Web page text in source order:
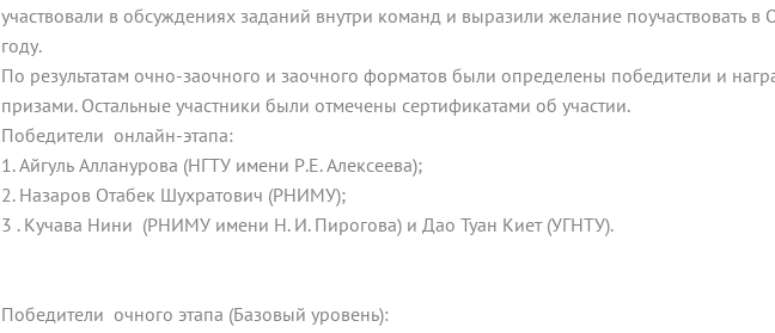
участвовали в обсуждениях заданий внутри команд и выразили желание поучаствовать
году.
По результатам очно-заочного и заочного форматов были определены победители и
призами. Остальные участники были отмечены сертификатами об участии.
Победители онлайн-этапа:
1. Айгуль Алланурова (НГТУ имени Р.Е. Алексеева);
2. Назаров Отабек Шухратович (РНИМУ);
3 . Кучава Нини (РНИМУ имени Н. И. Пирогова) и Дао Туан Киет (УГНТУ).
Победители очного этапа (Базовый уровень):